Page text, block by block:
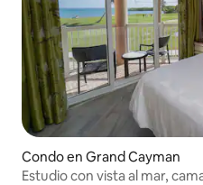
Condo en Grand Cayman
Estudio con vista al mar,